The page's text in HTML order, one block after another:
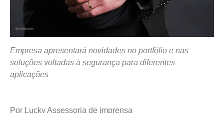
Empresa apresentará novidades no portfólio e nas
soluções voltadas à segurança para diferentes
aplicações
Por Lucky Assessoria de imprensa